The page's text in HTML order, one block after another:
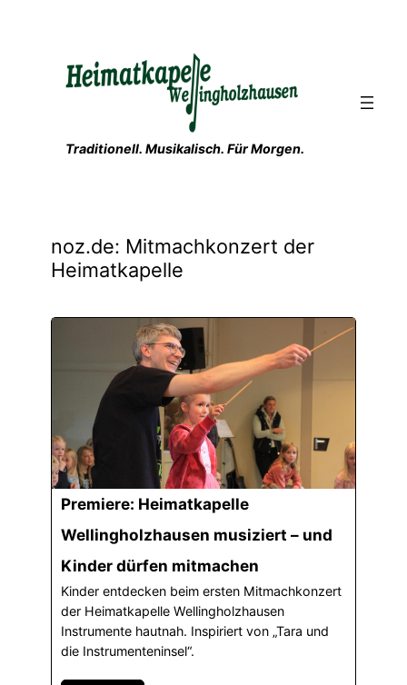
Traditionell. Musikalisch. Für Morgen.
noz.de: Mitmachkonzert der
Heimatkapelle
Premiere: Heimatkapelle
Wellingholzhausen musiziert – und
Kinder dürfen mitmachen
Kinder entdecken beim ersten Mitmachkonzert
der Heimatkapelle Wellingholzhausen
Instrumente hautnah. Inspiriert von „Tara und
die Instrumenteninsel“.